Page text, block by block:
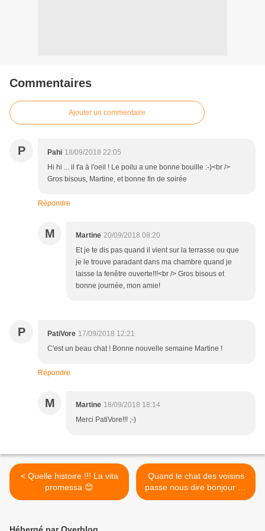
Commentaires
Ajouter un commentaire
P Pahi 18/09/2018 22:05
Hi hi ... il t'a à l'oeil ! Le poilu a une bonne bouille :-)<br />
Gros bisous, Martine, et bonne fin de soirée
Répondre
M Martine 20/09/2018 08:20
Et je te dis pas quand il vient sur la terrasse ou que
je le trouve paradant dans ma chambre quand je
laisse la fenêtre ouverte!!!<br /> Gros bisous et
bonne journée, mon amie!
P PatiVore 17/09/2018 12:21
C'est un beau chat ! Bonne nouvelle semaine Martine !
Répondre
M Martine 18/09/2018 18:14
Merci PatiVore!!! ;-)
< Quelle histoire !!! La vita
promessa 😊
Quand le chat des voisins
passe nous dire bonjour 😊
#LundiSoleil